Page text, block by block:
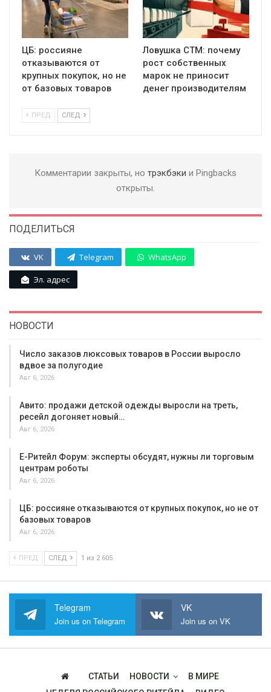
ЦБ: россияне
отказываются от
крупных покупок, но не
от базовых товаров
Ловушка СТМ: почему
рост собственных
марок не приносит
денег производителям
ПРЕД СЛЕД
Комментарии закрыты, но трэкбэки и Pingbacks
открыты.
ПОДЕЛИТЬСЯ
VK Telegram WhatsApp
Эл. адрес
НОВОСТИ
Число заказов люксовых товаров в России выросло
вдвое за полугодие
Авг 6, 2026
Авито: продажи детской одежды выросли на треть,
ресейл догоняет новый…
Авг 6, 2026
Е-Ритейл Форум: эксперты обсудят, нужны ли торговым
центрам роботы
Авг 6, 2026
ЦБ: россияне отказываются от крупных покупок, но не от
базовых товаров
Авг 6, 2026
ПРЕД СЛЕД 1 из 2 605
Telegram
Join us on Telegram
VK
Join us on VK
СТАТЬИ НОВОСТИ
В МИРЕ